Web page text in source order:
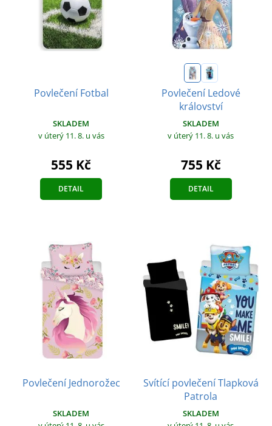
Povlečení Fotbal
SKLADEM
v úterý 11. 8. u vás
555 Kč
DETAIL
Povlečení Ledové
království
SKLADEM
v úterý 11. 8. u vás
755 Kč
DETAIL
Povlečení Jednorožec
SKLADEM
Svítící povlečení Tlapková
Patrola
SKLADEM